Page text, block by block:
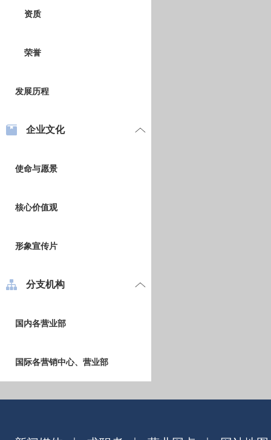
资质
荣誉
发展历程
企业文化
使命与愿景
核心价值观
形象宣传片
分支机构
国内各营业部
国际各营销中心、营业部